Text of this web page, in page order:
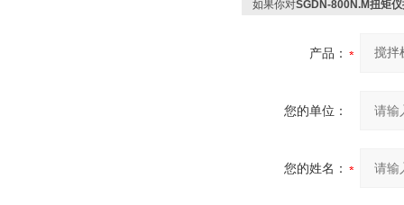
如果你对SGDN-800N.M扭矩
产品：
您的单位：
您的姓名：